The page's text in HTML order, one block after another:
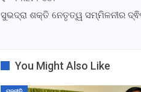
ସୁଭଦ୍ରା ଶକ୍ତି ନେତୃତ୍ୱ ସମ୍ମିଳନୀର
You Might Also Like